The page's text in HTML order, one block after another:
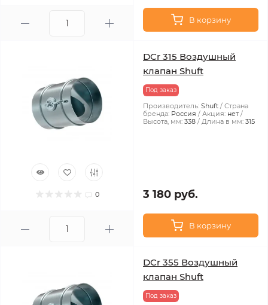
В корзину
0
DCr 315 Воздушный
клапан Shuft
Под заказ
Производитель: Shuft
Страна
бренда: Россия Акция: нет
Высота, мм: 338 Длина в мм: 315
3 180 руб.
В корзину
DCr 355 Воздушный
клапан Shuft
Под заказ